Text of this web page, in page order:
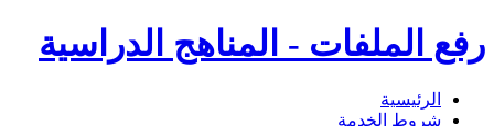
رفع الملفات - المناهج الدراسية
الرئيسية
شروط الخدمة